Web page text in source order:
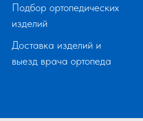
Подбор ортопедических
изделий
Доставка изделий и
выезд врача ортопеда